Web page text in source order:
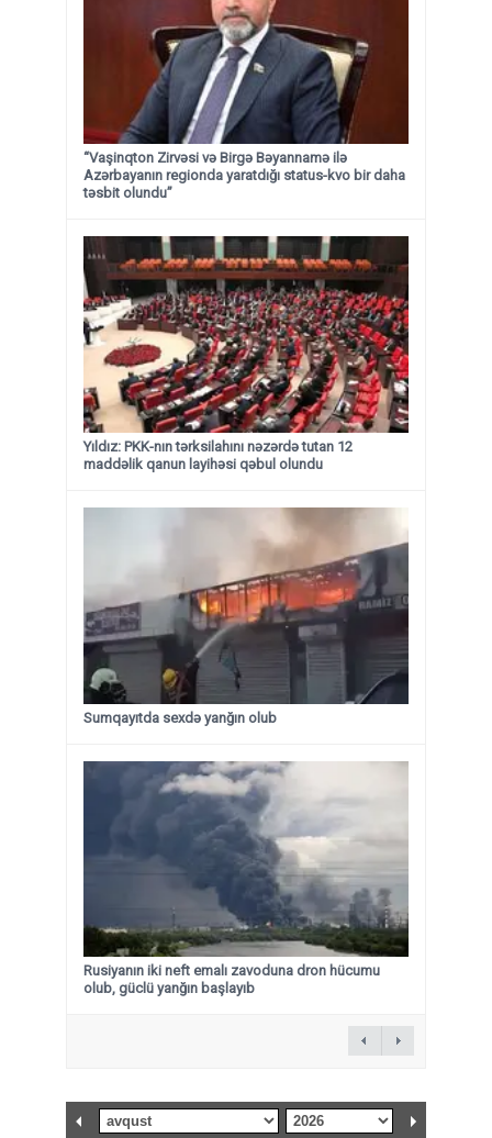
“Vaşinqton Zirvəsi və Birgə Bəyannamə ilə
Azərbayanın regionda yaratdığı status-kvo bir daha
təsbit olundu”
Yıldız: PKK-nın tərksilahını nəzərdə tutan 12
maddəlik qanun layihəsi qəbul olundu ​​​​​​​
Sumqayıtda sexdə yanğın olub
Rusiyanın iki neft emalı zavoduna dron hücumu
olub, güclü yanğın başlayıb